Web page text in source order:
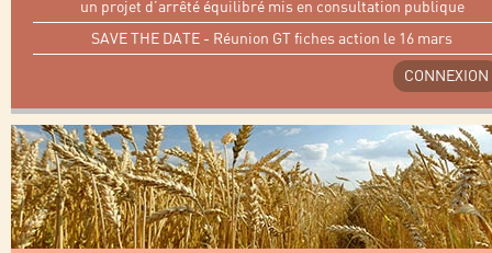
un projet d’arrêté équilibré mis en consultation publique
SAVE THE DATE - Réunion GT fiches action le 16 mars
CONNEXION